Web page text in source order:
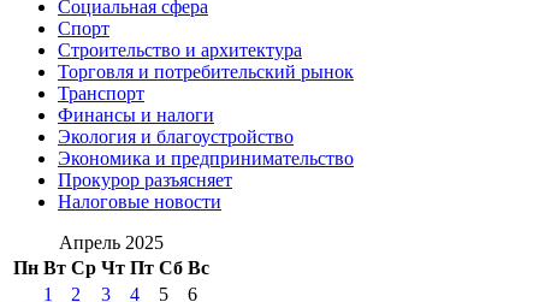
Социальная сфера
Спорт
Строительство и архитектура
Торговля и потребительский рынок
Транспорт
Финансы и налоги
Экология и благоустройство
Экономика и предпринимательство
Прокурор разъясняет
Налоговые новости
Апрель 2025
Пн Вт Ср Чт Пт Сб Вс
1
2 3 4 5
6